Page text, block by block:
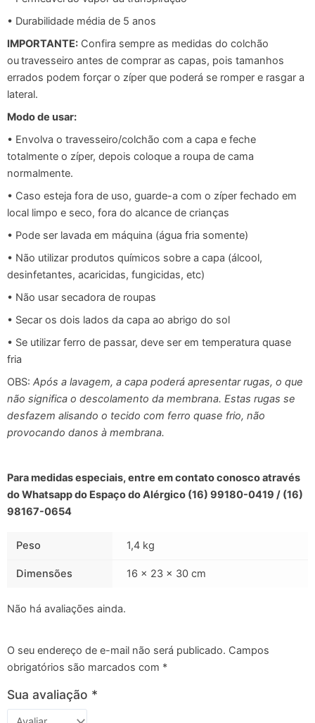
• Durabilidade média de 5 anos
IMPORTANTE: Confira sempre as medidas do colchão
outravesseiro antes de comprar as capas, pois tamanhos
errados podem forçar o zíper que poderá se romper e rasgar a
lateral.
Modo de usar:
• Envolva o travesseiro/colchão com a capa e feche
totalmente o zíper, depois coloque a roupa de cama
normalmente.
• Caso esteja fora de uso, guarde-a com o zíper fechado em
local limpo e seco, fora do alcance de crianças
• Pode ser lavada em máquina (água fria somente)
• Não utilizar produtos químicos sobre a capa (álcool,
desinfetantes, acaricidas, fungicidas, etc)
• Não usar secadora de roupas
• Secar os dois lados da capa ao abrigo do sol
• Se utilizar ferro de passar, deve ser em temperatura quase
fria
OBS: Após a lavagem, a capa poderá apresentar rugas, o que
não significa o descolamento da membrana. Estas rugas se
desfazem alisando o tecido com ferro quase frio, não
provocando danos à membrana.
Para medidas especiais, entre em contato conosco através
do Whatsapp do Espaço do Alérgico (16) 99180-0419 / (16)
98167-0654
Peso 1,4 kg
Dimensões 16 × 23 × 30 cm
Não há avaliações ainda.
O seu endereço de e-mail não será publicado. Campos
obrigatórios são marcados com *
Sua avaliação *